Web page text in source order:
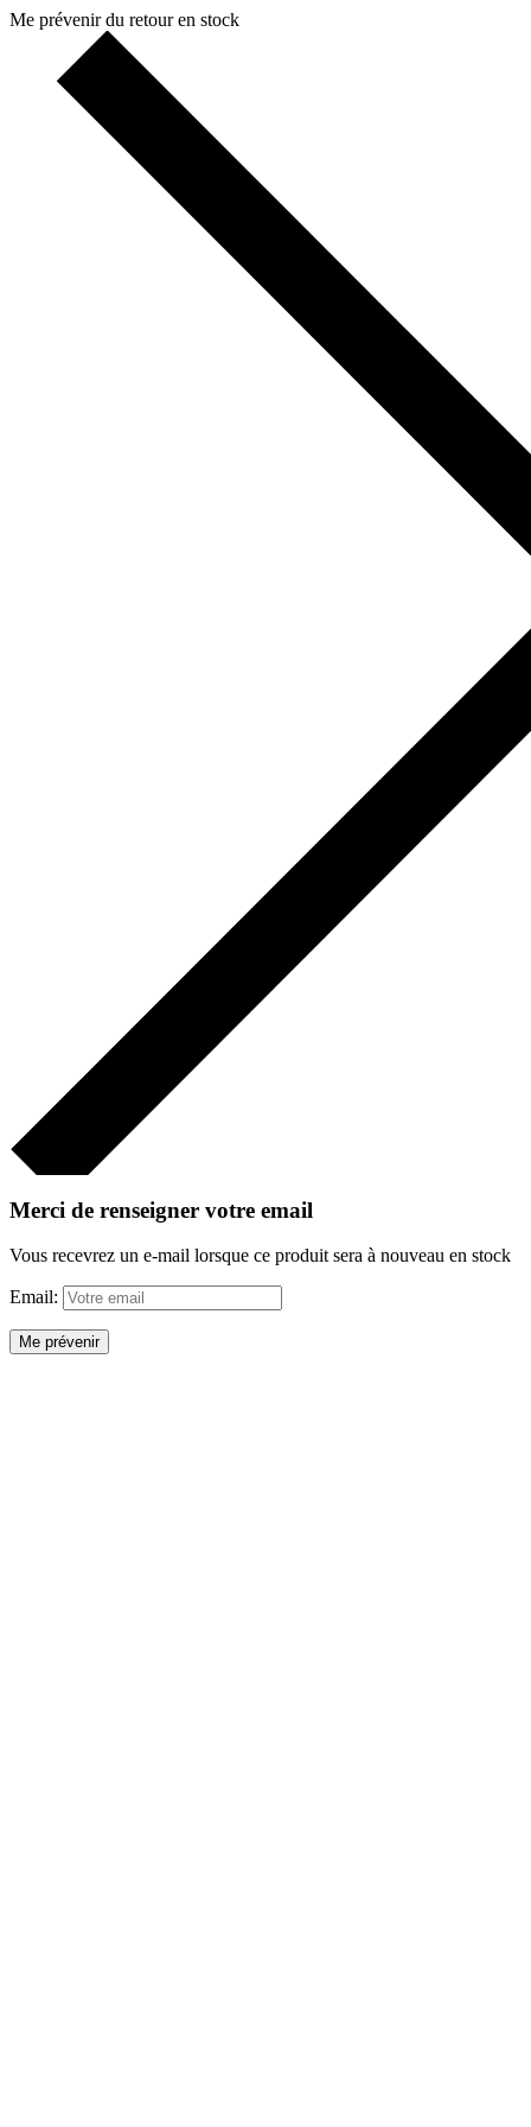
Me prévenir du retour en stock
Merci de renseigner votre email
Vous recevrez un e-mail lorsque ce produit sera à nouveau en stock
Email:
Me prévenir